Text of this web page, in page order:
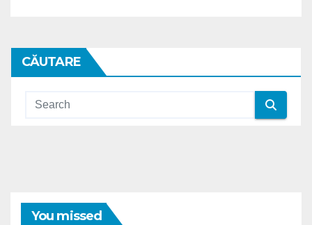
CĂUTARE
You missed